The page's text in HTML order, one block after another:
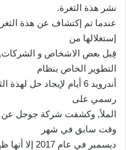
نشر هذة الثغرة.
عندما تم إكتشاف عن هذة
إستغلالها من
قِبل بعض الاشخاص و
التطوير الخاص بنظام
أندرويد 6 أيام لإيجاد
رسمي على
الملأ, وكشفت شركة جوجل عن
وقت سابق في شهر
ديسمبر في